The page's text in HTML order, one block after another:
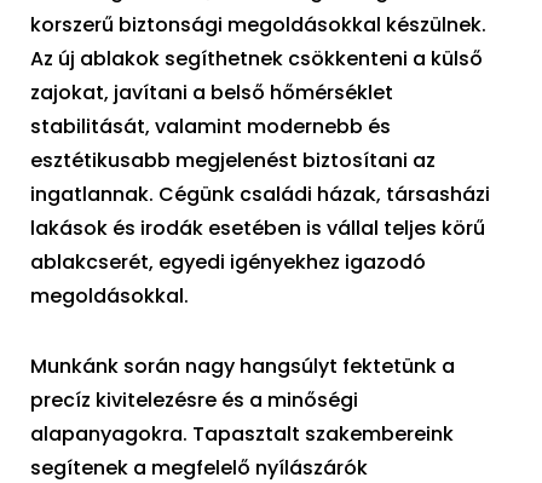
korszerű biztonsági megoldásokkal készülnek.
Az új ablakok segíthetnek csökkenteni a külső
zajokat, javítani a belső hőmérséklet
stabilitását, valamint modernebb és
esztétikusabb megjelenést biztosítani az
ingatlannak. Cégünk családi házak, társasházi
lakások és irodák esetében is vállal teljes körű
ablakcserét, egyedi igényekhez igazodó
megoldásokkal.
Munkánk során nagy hangsúlyt fektetünk a
precíz kivitelezésre és a minőségi
alapanyagokra. Tapasztalt szakembereink
segítenek a megfelelő nyílászárók